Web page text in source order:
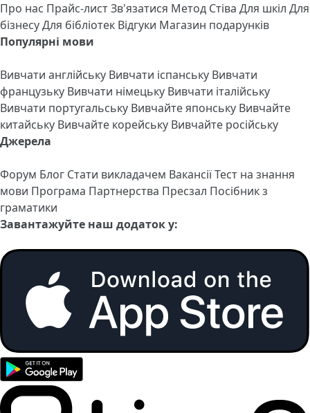
Про нас Прайс-листЗв'язатися Метод Стіва Для шкіл Для
бізнесуДля бібліотек Відгуки Магазин подарунків
Популярні мови
Вивчати англійську Вивчати іспанську Вивчати
французьку Вивчати німецьку Вивчати італійську
Вивчати португальську Вивчайте японську Вивчайте
китайську Вивчайте корейську Вивчайте російську
Джерела
Форум Блог Стати викладачем ВакансіїТест на знання
мови Програма Партнерства Пресзал Посібник з
граматики
Завантажуйте наш додаток у: